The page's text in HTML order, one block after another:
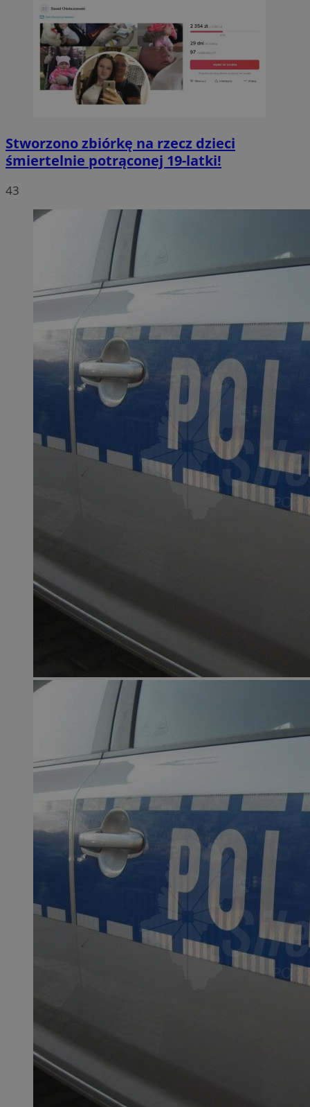
Stworzono zbiórkę na rzecz dzieci
śmiertelnie potrąconej 19-latki!
43